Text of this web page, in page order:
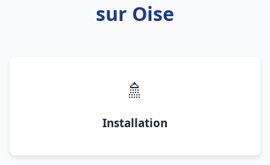
sur Oise
🚿
Installation